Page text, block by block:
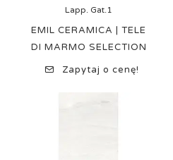
Lapp. Gat.1
EMIL CERAMICA | TELE
DI MARMO SELECTION
Zapytaj o cenę!